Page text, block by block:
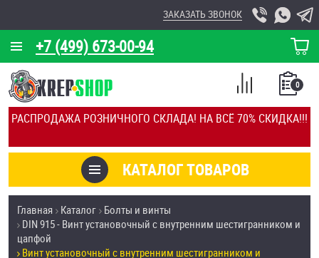
РАСПРОДАЖА РОЗНИЧНОГО СКЛАДА! НА ВСЁ 70% СКИДКА!!!
+7 (499) 673-00-94
ЗАКАЗАТЬ ЗВОНОК
КОРЗИНА
О КОМПАНИИ
КАЛЬКУЛЯТОР
ОТЗЫВЫ
УСЛУГИ
СКИДКИ
КАТАЛОГ ТОВАРОВ
0
СПИСОК
СРАВНЕНИЕ
Товары со скидкой
Анкеры
Главная Каталог Болты и винты
DIN 915 - Винт установочный с внутренним шестигранником и
цапфой
Винт установочный с внутренним шестигранником и